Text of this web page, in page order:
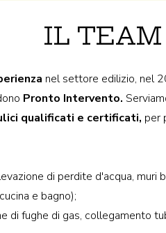
IL TEAM
nel settore edilizio, nel
Pronto Intervento.
qualificati e certificati, per
di perdite d'acqua, muri
e bagno);
di fughe di gas, collegamento